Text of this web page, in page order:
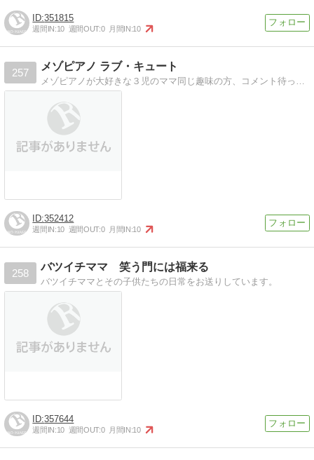
351815
週間IN:10 週間OUT:0 月間IN:10
257
メゾピアノ ラブ・キュート
352412
週間IN:10 週間OUT:0 月間IN:10
258
バツイチママ 笑う門には福来る
バツイチママとその子供たちの日常をお送りしています。
357644
週間IN:10 週間OUT:0 月間IN:10